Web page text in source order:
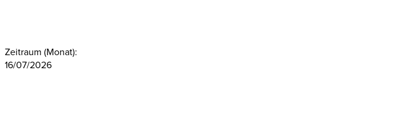
Zeitraum (Monat):
16/07/2026